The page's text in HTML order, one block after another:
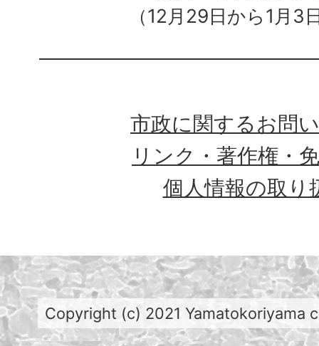
（12月29日から1月3
市政に関するお問
リンク・著作権・
個人情報の取り
Copyright (c) 2021 Yamatokoriyama